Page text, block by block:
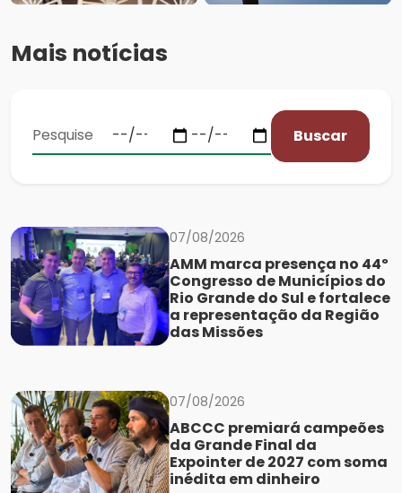
Mais notícias
Buscar
07/08/2026
AMM marca presença no 44º
Congresso de Municípios do
Rio Grande do Sul e fortalece
a representação da Região
das Missões
07/08/2026
ABCCC premiará campeões
da Grande Final da
Expointer de 2027 com soma
inédita em dinheiro